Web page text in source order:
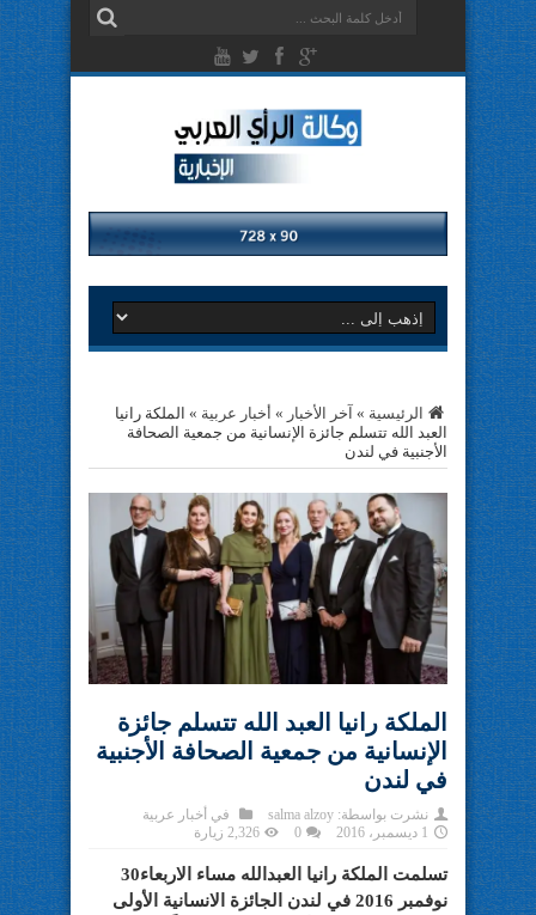
الرئيسية » آخر الأخبار » أخبار عربية » الملكة رانيا
العبد الله تتسلم جائزة الإنسانية من جمعية الصحافة
الأجنبية في لندن
الملكة رانيا العبد الله تتسلم جائزة
الإنسانية من جمعية الصحافة الأجنبية
في لندن
نشرت بواسطة: salma alzoy في أخبار عربية
1 ديسمبر، 2016
0 2,326 زيارة
تسلمت الملكة رانيا العبدالله مساء الاربعاء30
نوفمبر 2016 في لندن الجائزة الانسانية الأولى